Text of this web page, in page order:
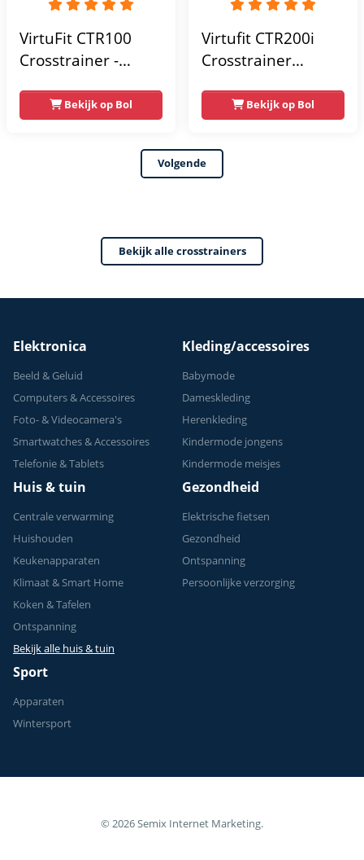
VirtuFit CTR100
Crosstrainer -
120kg - 8
Weerstandsniveaus
trainingsprogrammas
- Crosstrainers
Fitness - 2026
Bekijk op Bol
Virtufit CTR200i
Crosstrainer
Hartslagfunctie -
Crosstrainers -
Bluetooth -
Crosstrainer
weerstandsniveaus
- 24 programma's
Bekijk op Bol
Volgende
Bekijk alle crosstrainers
Elektronica
Beeld & Geluid
Computers & Accessoires
Foto- & Videocamera's
Smartwatches & Accessoires
Telefonie & Tablets
Kleding/accessoires
Babymode
Dameskleding
Herenkleding
Kindermode jongens
Kindermode meisjes
Huis & tuin
Centrale verwarming
Huishouden
Keukenapparaten
Klimaat & Smart Home
Koken & Tafelen
Ontspanning
Bekijk alle huis & tuin
Gezondheid
Elektrische fietsen
Gezondheid
Ontspanning
Persoonlijke verzorging
Sport
Apparaten
Wintersport
© 2026 Semix Internet Marketing.